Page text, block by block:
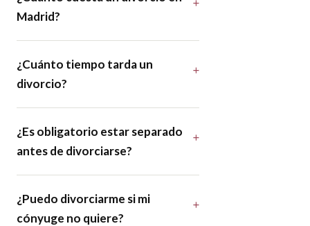
Madrid?
¿Cuánto tiempo tarda un
divorcio?
¿Es obligatorio estar separado
antes de divorciarse?
¿Puedo divorciarme si mi
cónyuge no quiere?